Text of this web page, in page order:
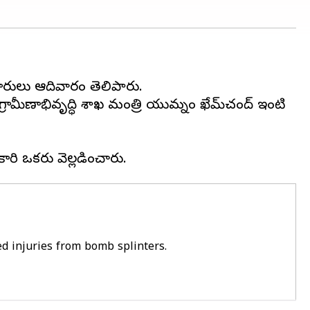
ఆదివారం తెలిపారు.
శాఖ మంత్రి యుమ్నం ఖేమ్‌చంద్ ఇంటి
injuries from bomb splinters.